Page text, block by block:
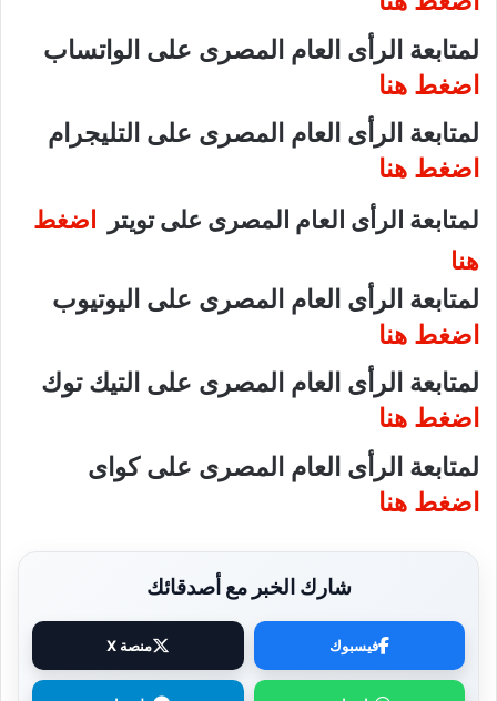
لمتابعة الرأى العام المصرى على الواتساب
اضغط هنا
لمتابعة الرأى العام المصرى على التليجرام
اضغط هنا
لمتابعة الرأى العام المصرى على تويتر اضغط
هنا
لمتابعة الرأى العام المصرى على اليوتيوب
اضغط هنا
لمتابعة الرأى العام المصرى على التيك توك
اضغط هنا
لمتابعة الرأى العام المصرى على كواى
اضغط هنا
شارك الخبر مع أصدقائك
فيسبوك منصة X